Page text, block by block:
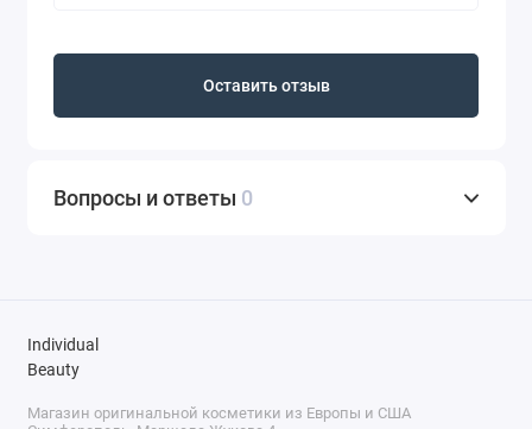
Оставить отзыв
Вопросы и ответы 0
Individual
Beauty
Магазин оригинальной косметики из Европы и США